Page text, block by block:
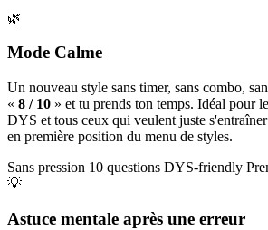
🌿
Mode Calme
Un nouveau style sans timer, sans combo,
« 8 / 10 » et tu prends ton temps. Idéal pour
DYS et tous ceux qui veulent juste
en première position du menu de styles.
Sans pression 10 questions DYS-friendly
💡
Astuce mentale après une erreur